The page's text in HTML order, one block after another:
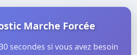
Marche Forcée
secondes si vous avez besoin